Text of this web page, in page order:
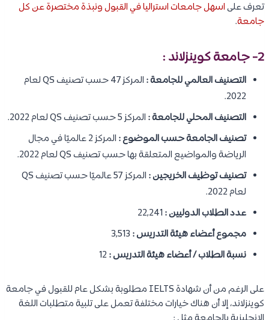
تعرف علىاسهل جامعات استراليا في القبول ونبذة مختصرة عن كل
جامعة.
2- جامعة كوينزلاند :
التصنيف العالمي للجامعة :
المركز 47 حسب تصنيف QS لعام
2022.
التصنيف المحلي للجامعة : المركز 5 حسب تصنيف QS لعام 2022.
تصنيف الجامعة حسب الموضوع :
المركز 2 عالميًا في مجال
الرياضة والمواضيع المتعلقة بها حسب تصنيف QS لعام 2022.
تصنيف توظيف الخريجين :
المركز 57 عالميًا حسب تصنيف QS
لعام 2022.
عدد الطلاب الدوليين :
مجموع أعضاء هيئة التدريس :
نسبة الطلاب / أعضاء هيئة التدريس :
على الرغم من أن شهادة IELTS مطلوبة بشكل عام للقبول في جامعة
كوينزلاند، إلا أن هناك خيارات مختلفة تعمل على تلبية متطلبات اللغة